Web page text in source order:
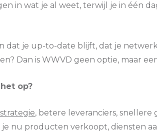
in wat je al weet, terwijl je in één
dat je up-to-date blijft, dat je
Dan is WWVD geen optie, maar
op?
strategie, betere leveranciers,
je nu producten verkoopt, diensten